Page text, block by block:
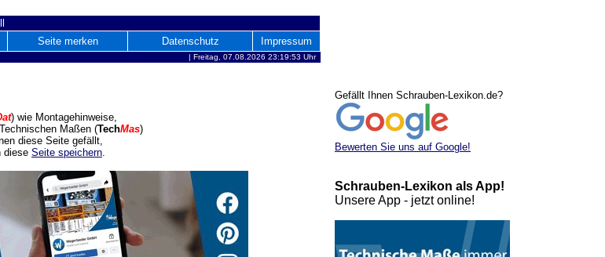
Seite merken Datenschutz Impressum
| Freitag, 07.08.2026 23:19:53 Uhr
) wie Montagehinweise,
Maßen (TechMas)
diese Seite gefällt,
diese Seite speichern.
Gefällt Ihnen Schrauben-Lexikon.de?
Bewerten Sie uns auf Google!
Schrauben-Lexikon als App!
Unsere App - jetzt online!